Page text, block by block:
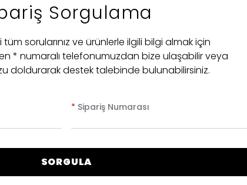
Sorgulama
tüm sorularınız ve ürünlerle ilgili bilgi almak için
* numaralı telefonumuzdan bize ulaşabilir veya
doldurarak destek talebinde bulunabilirsiniz.
* Sipariş Numarası
SORGULA